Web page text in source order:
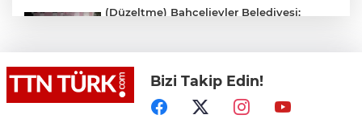
(Düzeltme) Bahçelievler Belediyesi:
bir can kaybı veya yaralanma
Adalet Bakanı Gürlek eski Özel Harekat
Başkanı Behçet Oktay’ın yakınlarını
Bizi Takip Edin!